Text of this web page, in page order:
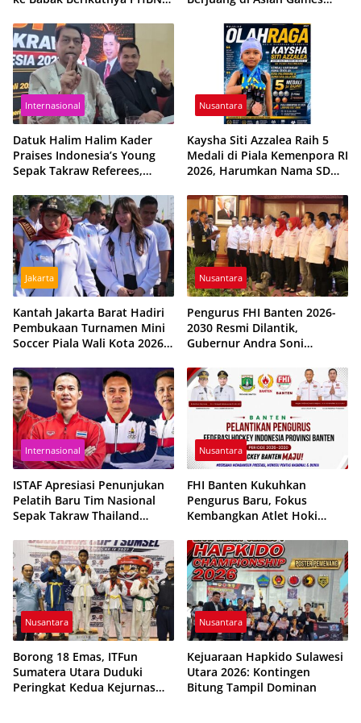
Ketidakpastian
Internasional
Datuk Halim Halim Kader
Praises Indonesia’s Young
Sepak Takraw Referees,
Assignments
Nusantara
Kaysha Siti Azzalea Raih 5
Medali di Piala Kemenpora RI
2026, Harumkan Nama SD
Jakarta
Kantah Jakarta Barat Hadiri
Pembukaan Turnamen Mini
Soccer Piala Wali Kota 2026,
Kebersamaan Pemuda
Nusantara
Pengurus FHI Banten 2026-
2030 Resmi Dilantik,
Gubernur Andra Soni
Internasional
ISTAF Apresiasi Penunjukan
Pelatih Baru Tim Nasional
Sepak Takraw Thailand
King’s Cup 2026
Nusantara
FHI Banten Kukuhkan
Pengurus Baru, Fokus
Kembangkan Atlet Hoki
Nusantara
Borong 18 Emas, ITFun
Sumatera Utara Duduki
Peringkat Kedua Kejurnas
Nusantara
Kejuaraan Hapkido Sulawesi
Utara 2026: Kontingen
Bitung Tampil Dominan